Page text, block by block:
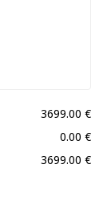
3699.00 €
0.00 €
3699.00 €